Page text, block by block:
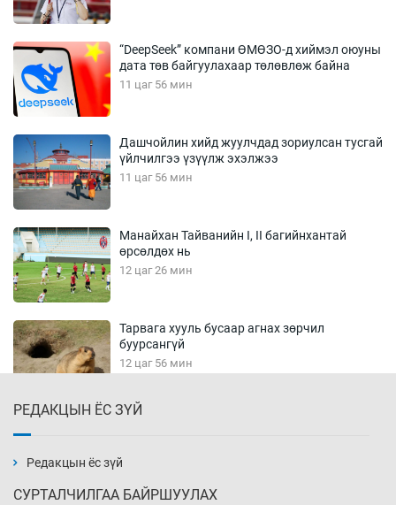
“DeepSeek” компани ӨМӨЗО-д хиймэл оюуны
дата төв байгуулахаар төлөвлөж байна
11 цаг 56 мин
Дашчойлин хийд жуулчдад зориулсан тусгай
үйлчилгээ үзүүлж эхэлжээ
11 цаг 56 мин
Манайхан Тайванийн I, II багийнхантай
өрсөлдөх нь
12 цаг 26 мин
Тарвага хууль бусаар агнах зөрчил
буурсангүй
12 цаг 56 мин
13 цаг 26 мин
РЕДАКЦЫН ЁС ЗҮЙ
Редакцын ёс зүй
СУРТАЛЧИЛГАА БАЙРШУУЛАХ